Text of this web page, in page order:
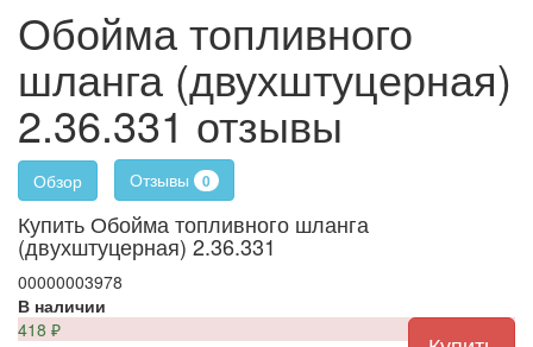
Обойма топливного
шланга (двухштуцерная)
2.36.331 отзывы
Обзор Отзывы 0
Купить Обойма топливного шланга
(двухштуцерная) 2.36.331
00000003978
В наличии
418 ₽